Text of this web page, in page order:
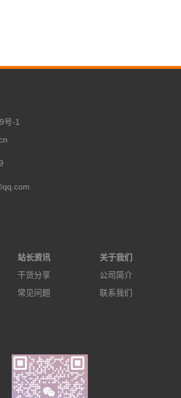
号-1
站长资讯
干货分享
常见问题
关于我们
公司简介
联系我们